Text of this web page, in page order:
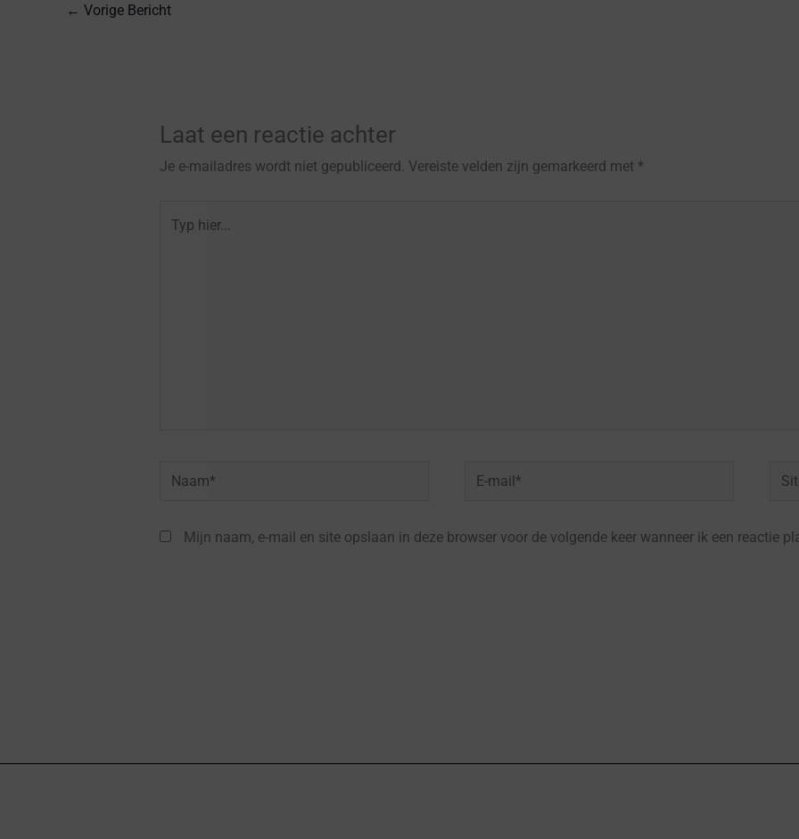
← Vorige Bericht
Laat een reactie achter
Je e-mailadres wordt niet gepubliceerd. Vereiste velden zijn gemarkeerd met *
Naam* Site
Mijn naam, e-mail en site opslaan in deze browser voor de volgende keer wanneer ik een reactie